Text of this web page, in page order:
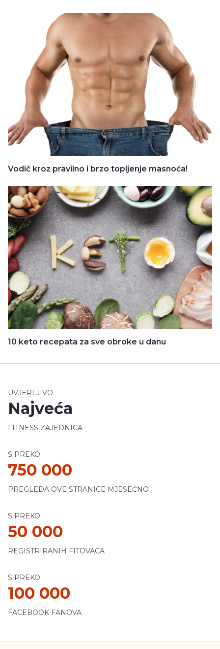
Vodič kroz pravilno i brzo topljenje masnoća!
10 keto recepata za sve obroke u danu
UVJERLJIVO
Najveća
FITNESS ZAJEDNICA
S PREKO
750 000
PREGLEDA OVE STRANICE MJESEČNO
S PREKO
50 000
REGISTRIRANIH FITOVACA
S PREKO
100 000
FACEBOOK FANOVA